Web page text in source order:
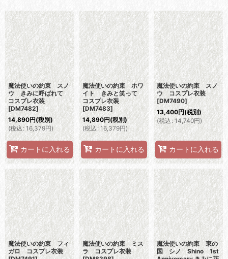
並び順:
絞り込む
魔法使いの約束 スノ
ウ きみに呼ばれて
コスプレ衣装
[DM7482]
14,890円(税別)
(税込: 16,379円)
カートに入れる
魔法使いの約束 ホワ
イト きみと笑って
コスプレ衣装
[DM7483]
14,890円(税別)
(税込: 16,379円)
カートに入れる
魔法使いの約束 スノ
ウ コスプレ衣装
[DM7490]
13,400円(税別)
(税込 : 14,740円)
カートに入れる
魔法使いの約束 フィ
ガロ コスプレ衣装
魔法使いの約束 ミス
ラ コスプレ衣装
魔法使いの約束 東の
国 シノ Shino 1st